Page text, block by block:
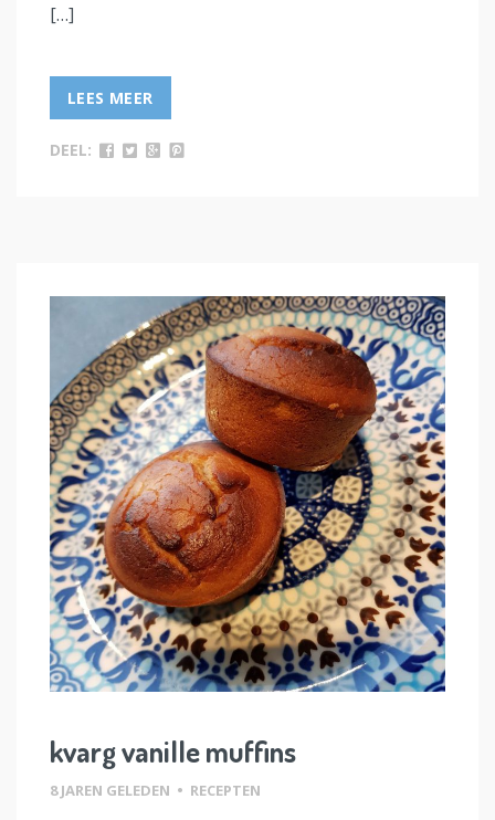
[…]
LEES MEER
DEEL:
kvarg vanille muffins
8 JAREN GELEDEN • RECEPTEN